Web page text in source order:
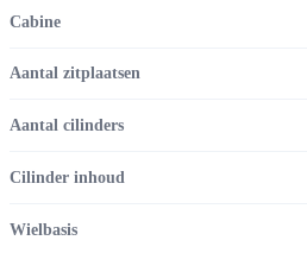
Cabine
Aantal zitplaatsen
Aantal cilinders
Cilinder inhoud
Wielbasis